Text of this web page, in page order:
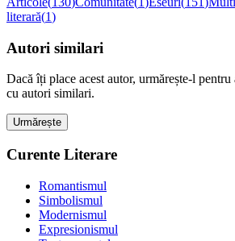
literară(1)
Autori similari
Dacă îți place acest autor, urmărește-l
cu autori similari.
Urmărește
Curente Literare
Romantismul
Simbolismul
Modernismul
Expresionismul